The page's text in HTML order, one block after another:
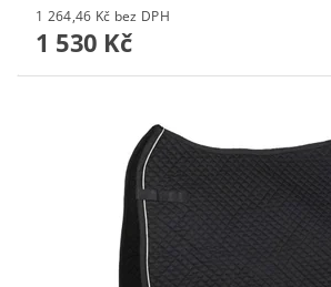
1 264,46 Kč bez DPH
1 530 Kč